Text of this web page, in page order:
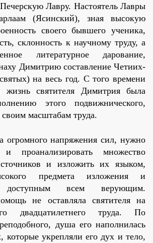
Лавру. Настоятель Лавры
(Ясинский), зная высокую
своего бывшего ученика,
склонность к научному труду, а
литературное дарование,
Димитрию составление Четиих-
на весь год. С того времени
жизнь святителя Димитрия была
этого подвижнического,
своим масштабам труда.
огромного напряжения сил, нужно
проанализировать множество
и изложить их языком,
предмета изложения и
доступным всем верующим.
не оставляла святителя на
двадцатилетнего труда. По
душа его наполнилась
которые укрепляли его дух и тело,